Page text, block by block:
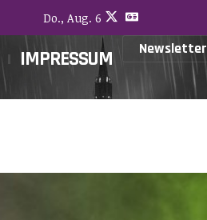
Do., Aug. 6
IMPRESSUM Newsletter